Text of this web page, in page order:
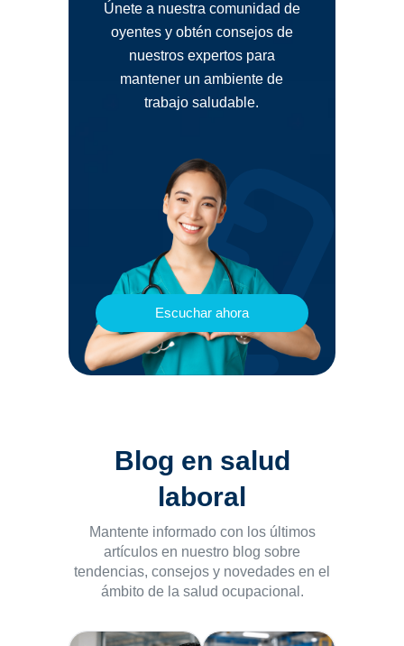
Únete a nuestra comunidad de
oyentes y obtén consejos de
nuestros expertos para
mantener un ambiente de
trabajo saludable.
Escuchar ahora
Blog en salud
laboral
Mantente informado con los últimos
artículos en nuestro blog sobre
tendencias, consejos y novedades en el
ámbito de la salud ocupacional.